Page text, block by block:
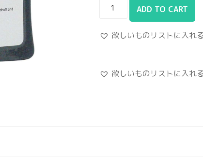
ADD TO CART
欲しいものリストに入れ
欲しいものリストに入れ